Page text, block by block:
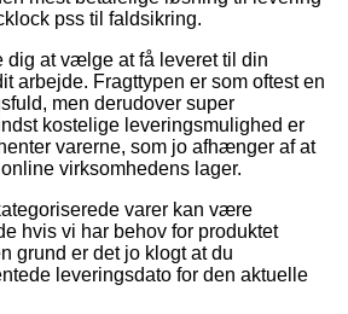
pss til faldsikring.
dig at vælge at få leveret til din
arbejde. Fragttypen er som oftest en
men derudover super
kostelige leveringsmulighed er
varerne, som jo afhænger af at
virksomhedens lager.
varer kan være
hvis vi har behov for produktet
grund er det jo klogt at du
leveringsdato for den aktuelle